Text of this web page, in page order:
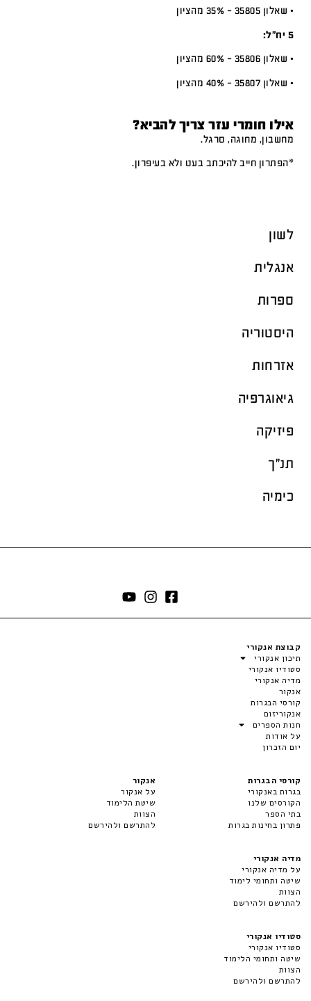
• שאלון 35805 – 35% מהציון
5 יח”ל:
• שאלון 35806 – 60% מהציון
• שאלון 35807 – 40% מהציון
אילו חומרי עזר צריך להביא?
מחשבון, מחוגה, סרגל.
*הפתרון חייב להיכתב בעט ולא בעיפרון.
לשון
אנגלית
ספרות
היסטוריה
אזרחות
גיאוגרפיה
פיזיקה
תנ"ך
כימיה
קבוצת אנקורי
תיכון אנקורי
סטודיו אנקורי
מדיה אנקורי
אנקור
קורסי הבגרות
אנקוריזום
חנות הספרים
על אודות
יום הזכרון
קורסי הבגרות
בגרות באנקורי
הקורסים שלנו
בתי הספר
פתרון בחינות בגרות
אנקור
על אנקור
שיטת הלימוד
הצוות
להתרשם ולהירשם
מדיה אנקורי
על מדיה אנקורי
שיטה ותחומי לימוד
הצוות
להתרשם ולהירשם
סטודיו אנקורי
סטודיו אנקורי
שיטה ותחומי הלימוד
הצוות
להתרשם ולהירשם